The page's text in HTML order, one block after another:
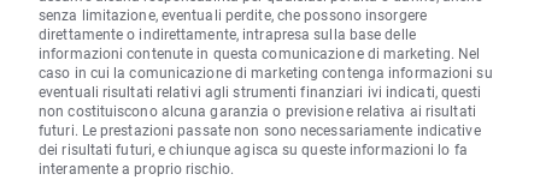
senza limitazione, eventuali perdite, che possono insorgere
direttamente o indirettamente, intrapresa sulla base delle
informazioni contenute in questa comunicazione di marketing. Nel
caso in cui la comunicazione di marketing contenga informazioni su
eventuali risultati relativi agli strumenti finanziari ivi indicati, questi
non costituiscono alcuna garanzia o previsione relativa ai risultati
futuri. Le prestazioni passate non sono necessariamente indicative
dei risultati futuri, e chiunque agisca su queste informazioni lo fa
interamente a proprio rischio.